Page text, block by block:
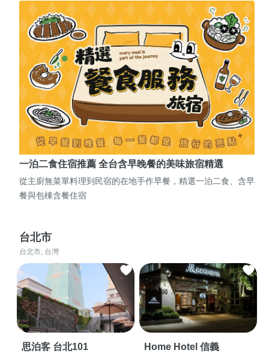
一泊二食住宿推薦 全台含早晚餐的美味旅宿精選
從主廚無菜單料理到民宿的在地手作早餐，精選一泊二食、含早
餐與包棟含餐住宿
台北市
台北市, 台灣
思泊客 台北101 Home Hotel 信義